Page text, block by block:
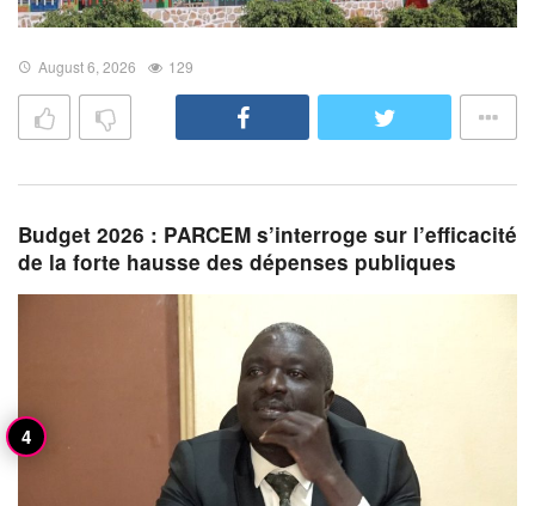
August 6, 2026 129
Budget 2026 : PARCEM s’interroge sur l’efficacité
de la forte hausse des dépenses publiques